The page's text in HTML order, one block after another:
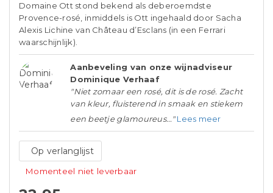
Domaine Ott stond bekend als deberoemdste
Provence-rosé, inmiddels is Ott ingehaald door Sacha
Alexis Lichine van Château d’Esclans (in een Ferrari
waarschijnlijk).
Aanbeveling van onze wijnadviseur
Dominique Verhaaf
"Niet zomaar een rosé, dit is de rosé. Zacht
van kleur, fluisterend in smaak en stiekem
een beetje glamoureus..." Lees meer
Op verlanglijst
Momenteel niet leverbaar